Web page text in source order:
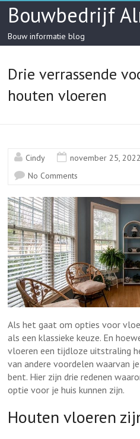
SkipBouwbedrijf
Bouw informatie blog
Drie verrassende
houten vloeren
Cindy november 25, 2022
No Comments
Als het gaat om opties voor
als een klassieke keuze. En
vloeren een tijdloze uitstraling
van andere voordelen waarvan
bent. Hier zijn drie redenen
optie voor je huis kunnen zijn.
Houten vloeren